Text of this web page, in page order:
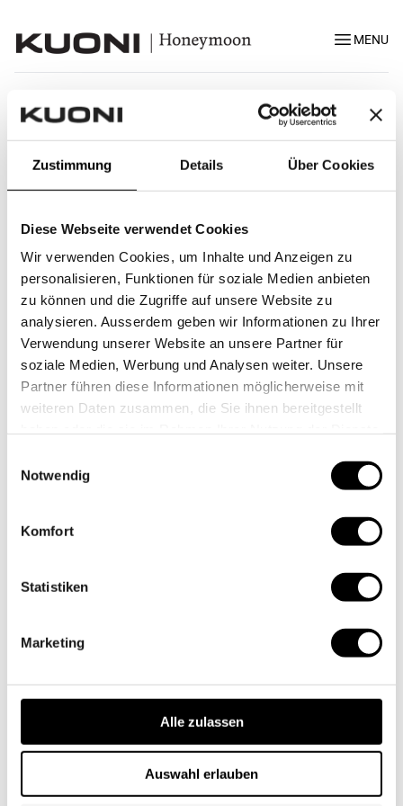
Zustimmung Details Über Cookies
Diese Webseite verwendet Cookies
Wir verwenden Cookies, um Inhalte und Anzeigen zu
personalisieren, Funktionen für soziale Medien anbieten
zu können und die Zugriffe auf unsere Website zu
analysieren. Ausserdem geben wir Informationen zu Ihrer
Verwendung unserer Website an unsere Partner für
soziale Medien, Werbung und Analysen weiter. Unsere
Partner führen diese Informationen möglicherweise mit
weiteren Daten zusammen, die Sie ihnen bereitgestellt
Notwendig
Komfort
Statistiken
Marketing
Alle zulassen
Auswahl erlauben
MENU
Nos plus beaux
Unsere schönsten Momente in Bildern